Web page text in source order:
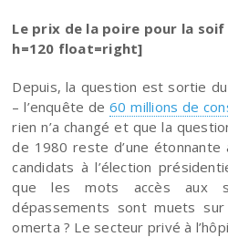
Le prix de la poire pour la
h=120 float=right]
Depuis, la question est sortie
– l’enquête de60 millions de
rien n’a changé et que la
de 1980 reste d’une
candidats à l’élection
que les mots accès aux
dépassements sont muets
omerta ? Le secteur privé à